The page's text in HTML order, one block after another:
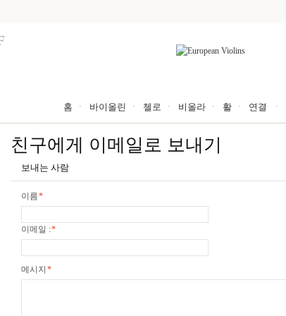
홈 바이올린 첼로 비올라 활 연결
친구에게 이메일로 보내기
보내는 사람
*
이름
*
이메일 :
*
메시지